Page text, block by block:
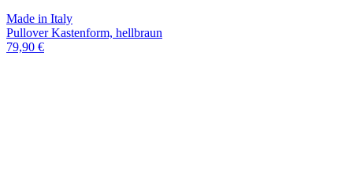
Made in Italy
Pullover Kastenform, hellbraun
79,90 €